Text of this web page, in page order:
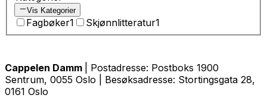
Vis Kategorier
Fagbøker1 Skjønnlitteratur1
Cappelen Damm
| Postadresse: Postboks 1900
Sentrum, 0055 Oslo | Besøksadresse: Stortingsgata 28,
0161 Oslo